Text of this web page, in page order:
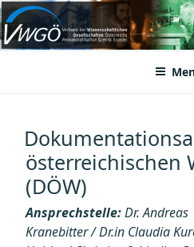
Zum
Inhalt
springenVWGÖ
Federation of Austrian Scientific
österreichischen
(DÖW)
Ansprechstelle:Dr. Andreas
Kranebitter / Dr.in Claudia